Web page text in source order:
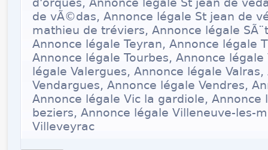
de vÃ©das, Annonce légale St jean de
mathieu de tréviers, Annonce légale
Annonce légale Teyran, Annonce légale
Annonce légale Tourbes, Annonce
légale Valergues, Annonce légale
Vendargues, Annonce légale Vendres,
Annonce légale Vic la gardiole, Annonce
beziers, Annonce légale Villeneuve-les-
Villeveyrac